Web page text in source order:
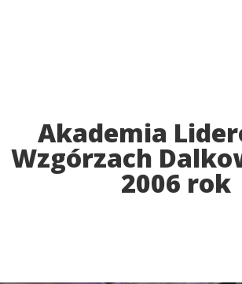
Akademia
Wzgórzach
2006 rok